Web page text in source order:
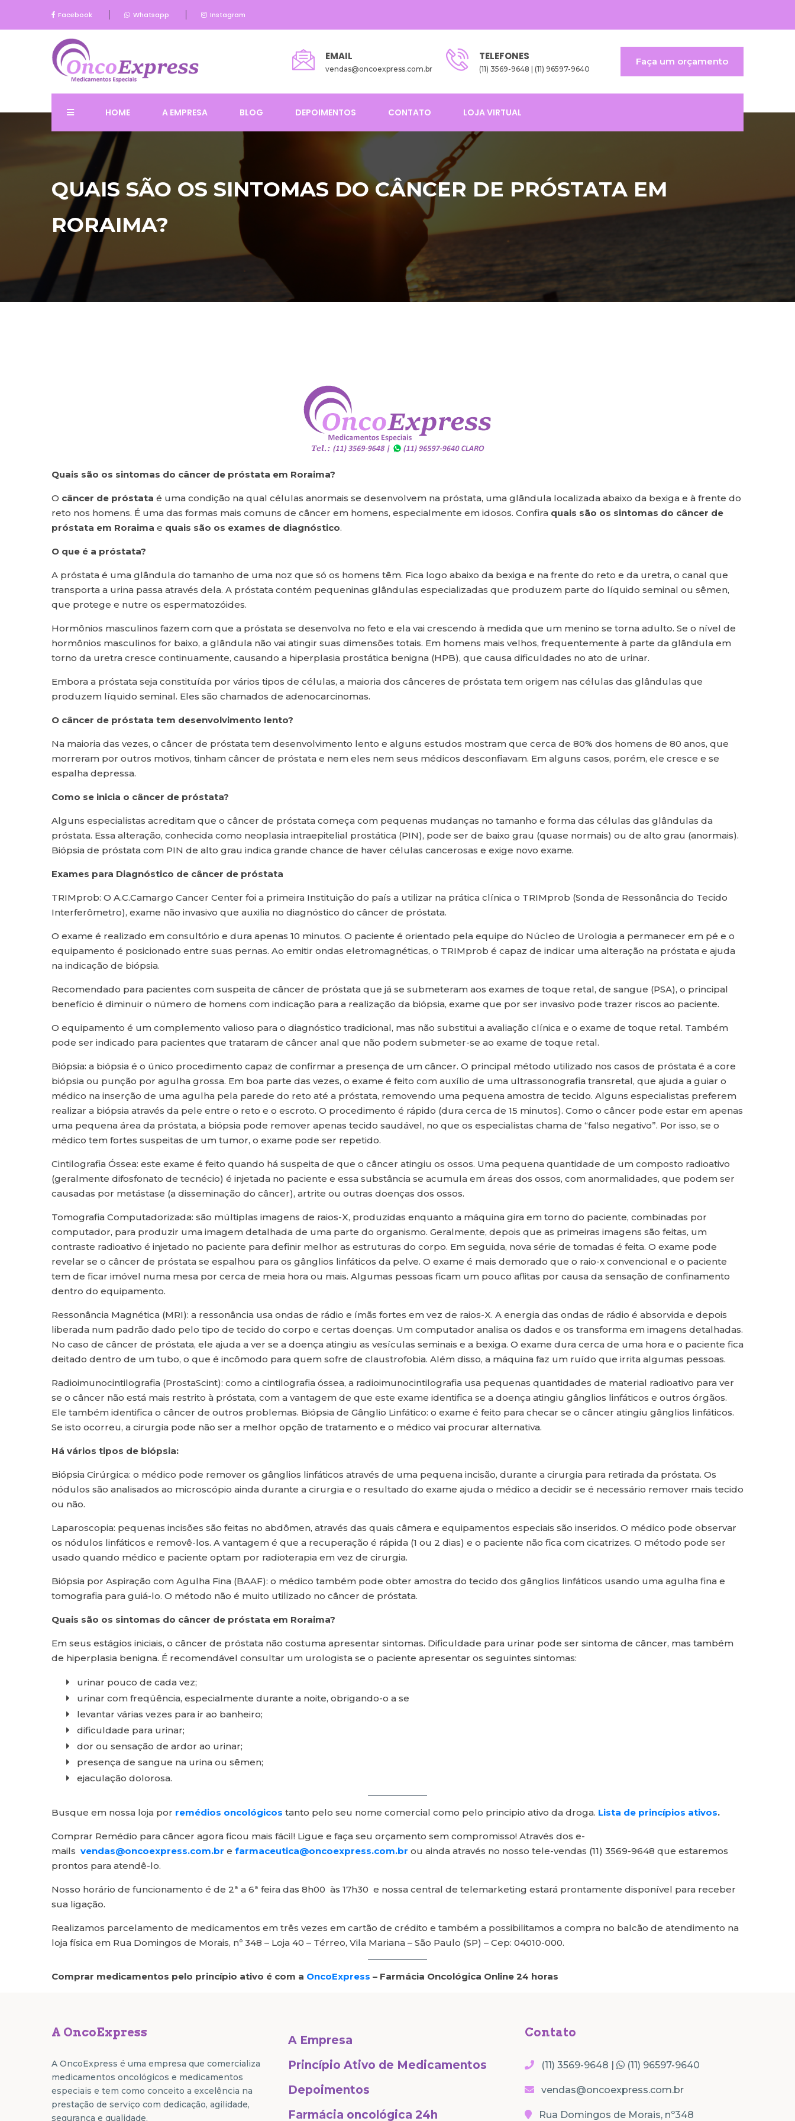
Facebook Whatsapp Instagram
EMAIL
vendas@oncoexpress.com.br
TELEFONES
(11) 3569-9648 | (11) 96597-9640
Faça um orçamento
HOME A EMPRESA BLOG DEPOIMENTOS CONTATO LOJA VIRTUAL
QUAIS SÃO OS SINTOMAS DO CÂNCER DE PRÓSTATA EM
RORAIMA?
Quais são os sintomas do câncer de próstata em Roraima?
O câncer de próstata é uma condição na qual células anormais se desenvolvem na próstata, uma glândula localizada abaixo da bexiga e à frente do
reto nos homens. É uma das formas mais comuns de câncer em homens, especialmente em idosos. Confira quais são os sintomas do câncer de
próstata em Roraima e quais são os exames de diagnóstico.
O que é a próstata?
A próstata é uma glândula do tamanho de uma noz que só os homens têm. Fica logo abaixo da bexiga e na frente do reto e da uretra, o canal que
transporta a urina passa através dela. A próstata contém pequeninas glândulas especializadas que produzem parte do líquido seminal ou sêmen,
que protege e nutre os espermatozóides.
Hormônios masculinos fazem com que a próstata se desenvolva no feto e ela vai crescendo à medida que um menino se torna adulto. Se o nível de
hormônios masculinos for baixo, a glândula não vai atingir suas dimensões totais. Em homens mais velhos, frequentemente à parte da glândula em
torno da uretra cresce continuamente, causando a hiperplasia prostática benigna (HPB), que causa dificuldades no ato de urinar.
Embora a próstata seja constituída por vários tipos de células, a maioria dos cânceres de próstata tem origem nas células das glândulas que
produzem líquido seminal. Eles são chamados de adenocarcinomas.
O câncer de próstata tem desenvolvimento lento?
Na maioria das vezes, o câncer de próstata tem desenvolvimento lento e alguns estudos mostram que cerca de 80% dos homens de 80 anos, que
morreram por outros motivos, tinham câncer de próstata e nem eles nem seus médicos desconfiavam. Em alguns casos, porém, ele cresce e se
espalha depressa.
Como se inicia o câncer de próstata?
Alguns especialistas acreditam que o câncer de próstata começa com pequenas mudanças no tamanho e forma das células das glândulas da
próstata. Essa alteração, conhecida como neoplasia intraepitelial prostática (PIN), pode ser de baixo grau (quase normais) ou de alto grau (anormais).
Biópsia de próstata com PIN de alto grau indica grande chance de haver células cancerosas e exige novo exame.
Exames para Diagnóstico de câncer de próstata
TRIMprob: O A.C.Camargo Cancer Center foi a primeira Instituição do país a utilizar na prática clínica o TRIMprob (Sonda de Ressonância do Tecido
Interferômetro), exame não invasivo que auxilia no diagnóstico do câncer de próstata.
O exame é realizado em consultório e dura apenas 10 minutos. O paciente é orientado pela equipe do Núcleo de Urologia a permanecer em pé e o
equipamento é posicionado entre suas pernas. Ao emitir ondas eletromagnéticas, o TRIMprob é capaz de indicar uma alteração na próstata e ajuda
na indicação de biópsia.
Recomendado para pacientes com suspeita de câncer de próstata que já se submeteram aos exames de toque retal, de sangue (PSA), o principal
benefício é diminuir o número de homens com indicação para a realização da biópsia, exame que por ser invasivo pode trazer riscos ao paciente.
O equipamento é um complemento valioso para o diagnóstico tradicional, mas não substitui a avaliação clínica e o exame de toque retal. Também
pode ser indicado para pacientes que trataram de câncer anal que não podem submeter-se ao exame de toque retal.
Biópsia: a biópsia é o único procedimento capaz de confirmar a presença de um câncer. O principal método utilizado nos casos de próstata é a core
biópsia ou punção por agulha grossa. Em boa parte das vezes, o exame é feito com auxílio de uma ultrassonografia transretal, que ajuda a guiar o
médico na inserção de uma agulha pela parede do reto até a próstata, removendo uma pequena amostra de tecido. Alguns especialistas preferem
realizar a biópsia através da pele entre o reto e o escroto. O procedimento é rápido (dura cerca de 15 minutos). Como o câncer pode estar em apenas
uma pequena área da próstata, a biópsia pode remover apenas tecido saudável, no que os especialistas chama de “falso negativo”. Por isso, se o
médico tem fortes suspeitas de um tumor, o exame pode ser repetido.
Cintilografia Óssea: este exame é feito quando há suspeita de que o câncer atingiu os ossos. Uma pequena quantidade de um composto radioativo
(geralmente difosfonato de tecnécio) é injetada no paciente e essa substância se acumula em áreas dos ossos, com anormalidades, que podem ser
causadas por metástase (a disseminação do câncer), artrite ou outras doenças dos ossos.
Tomografia Computadorizada: são múltiplas imagens de raios-X, produzidas enquanto a máquina gira em torno do paciente, combinadas por
computador, para produzir uma imagem detalhada de uma parte do organismo. Geralmente, depois que as primeiras imagens são feitas, um
contraste radioativo é injetado no paciente para definir melhor as estruturas do corpo. Em seguida, nova série de tomadas é feita. O exame pode
revelar se o câncer de próstata se espalhou para os gânglios linfáticos da pelve. O exame é mais demorado que o raio-x convencional e o paciente
tem de ficar imóvel numa mesa por cerca de meia hora ou mais. Algumas pessoas ficam um pouco aflitas por causa da sensação de confinamento
dentro do equipamento.
Ressonância Magnética (MRI): a ressonância usa ondas de rádio e ímãs fortes em vez de raios-X. A energia das ondas de rádio é absorvida e depois
liberada num padrão dado pelo tipo de tecido do corpo e certas doenças. Um computador analisa os dados e os transforma em imagens detalhadas.
No caso de câncer de próstata, ele ajuda a ver se a doença atingiu as vesículas seminais e a bexiga. O exame dura cerca de uma hora e o paciente fica
deitado dentro de um tubo, o que é incômodo para quem sofre de claustrofobia. Além disso, a máquina faz um ruído que irrita algumas pessoas.
Radioimunocintilografia (ProstaScint): como a cintilografia óssea, a radioimunocintilografia usa pequenas quantidades de material radioativo para ver
se o câncer não está mais restrito à próstata, com a vantagem de que este exame identifica se a doença atingiu gânglios linfáticos e outros órgãos.
Ele também identifica o câncer de outros problemas. Biópsia de Gânglio Linfático: o exame é feito para checar se o câncer atingiu gânglios linfáticos.
Se isto ocorreu, a cirurgia pode não ser a melhor opção de tratamento e o médico vai procurar alternativa.
Há vários tipos de biópsia:
Biópsia Cirúrgica: o médico pode remover os gânglios linfáticos através de uma pequena incisão, durante a cirurgia para retirada da próstata. Os
nódulos são analisados ao microscópio ainda durante a cirurgia e o resultado do exame ajuda o médico a decidir se é necessário remover mais tecido
ou não.
Laparoscopia: pequenas incisões são feitas no abdômen, através das quais câmera e equipamentos especiais são inseridos. O médico pode observar
os nódulos linfáticos e removê-los. A vantagem é que a recuperação é rápida (1 ou 2 dias) e o paciente não fica com cicatrizes. O método pode ser
usado quando médico e paciente optam por radioterapia em vez de cirurgia.
Biópsia por Aspiração com Agulha Fina (BAAF): o médico também pode obter amostra do tecido dos gânglios linfáticos usando uma agulha fina e
tomografia para guiá-lo. O método não é muito utilizado no câncer de próstata.
Quais são os sintomas do câncer de próstata em Roraima?
Em seus estágios iniciais, o câncer de próstata não costuma apresentar sintomas. Dificuldade para urinar pode ser sintoma de câncer, mas também
de hiperplasia benigna. É recomendável consultar um urologista se o paciente apresentar os seguintes sintomas:
urinar pouco de cada vez;
urinar com freqüência, especialmente durante a noite, obrigando-o a se
levantar várias vezes para ir ao banheiro;
dificuldade para urinar;
dor ou sensação de ardor ao urinar;
presença de sangue na urina ou sêmen;
ejaculação dolorosa.
Busque em nossa loja por remédios oncológicos tanto pelo seu nome comercial como pelo principio ativo da droga. Lista de princípios ativos.
Comprar Remédio para câncer agora ficou mais fácil! Ligue e faça seu orçamento sem compromisso! Através dos e-
mails vendas@oncoexpress.com.br e farmaceutica@oncoexpress.com.br ou ainda através no nosso tele-vendas (11) 3569-9648 que estaremos
prontos para atendê-lo.
Nosso horário de funcionamento é de 2ª a 6ª feira das 8h00 às 17h30 e nossa central de telemarketing estará prontamente disponível para receber
sua ligação.
Realizamos parcelamento de medicamentos em três vezes em cartão de crédito e também a possibilitamos a compra no balcão de atendimento na
loja física em Rua Domingos de Morais, nº 348 – Loja 40 – Térreo, Vila Mariana – São Paulo (SP) – Cep: 04010-000.
Comprar medicamentos pelo princípio ativo é com a OncoExpress – Farmácia Oncológica Online 24 horas
A OncoExpress
A OncoExpress é uma empresa que comercializa
medicamentos oncológicos e medicamentos
especiais e tem como conceito a excelência na
prestação de serviço com dedicação, agilidade,
segurança e qualidade.
A Empresa
Princípio Ativo de Medicamentos
Depoimentos
Farmácia oncológica 24h
Contato
(11) 3569-9648 | (11) 96597-9640
vendas@oncoexpress.com.br
Rua Domingos de Morais, nº348